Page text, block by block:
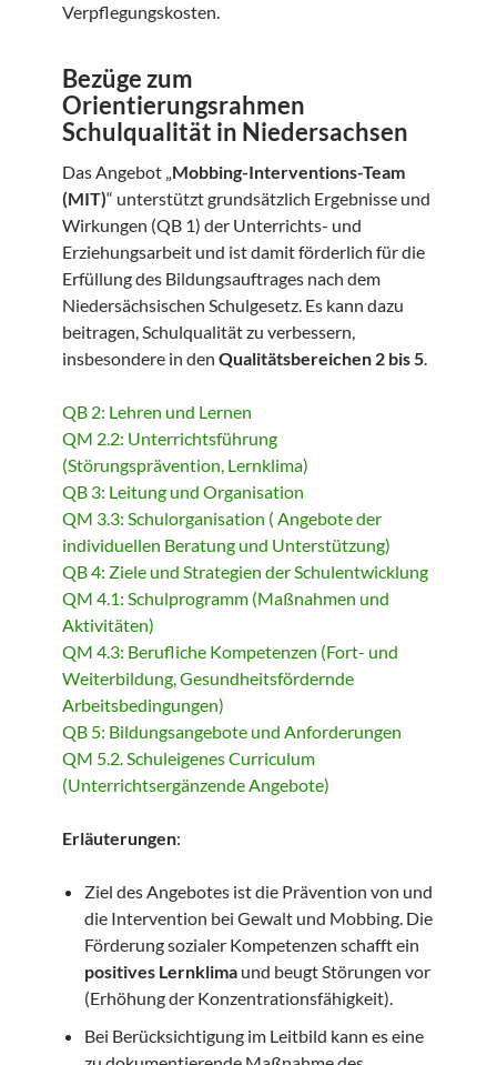
Verpflegungskosten.
Bezüge zum
Orientierungsrahmen
Schulqualität in Niedersachsen
Das Angebot „Mobbing-Interventions-Team
(MIT)“ unterstützt grundsätzlich Ergebnisse und
Wirkungen (QB 1) der Unterrichts- und
Erziehungsarbeit und ist damit förderlich für die
Erfüllung des Bildungsauftrages nach dem
Niedersächsischen Schulgesetz. Es kann dazu
beitragen, Schulqualität zu verbessern,
insbesondere in den Qualitätsbereichen 2 bis 5.
QB 2: Lehren und Lernen
QM 2.2: Unterrichtsführung
(Störungsprävention, Lernklima)
QB 3: Leitung und Organisation
QM 3.3: Schulorganisation ( Angebote der
individuellen Beratung und Unterstützung)
QB 4: Ziele und Strategien der Schulentwicklung
QM 4.1: Schulprogramm (Maßnahmen und
Aktivitäten)
QM 4.3: Berufliche Kompetenzen (Fort- und
Weiterbildung, Gesundheitsfördernde
Arbeitsbedingungen)
QB 5: Bildungsangebote und Anforderungen
QM 5.2. Schuleigenes Curriculum
(Unterrichtsergänzende Angebote)
Erläuterungen:
Ziel des Angebotes ist die Prävention von und
die Intervention bei Gewalt und Mobbing. Die
Förderung sozialer Kompetenzen schafft ein
positives Lernklima und beugt Störungen vor
(Erhöhung der Konzentrationsfähigkeit).
Bei Berücksichtigung im Leitbild kann es eine